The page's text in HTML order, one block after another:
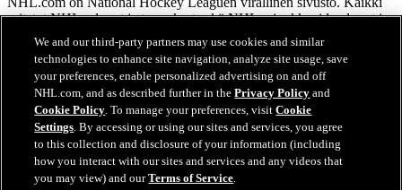
esitetyt NHL:n logot ja tunnukset sekä NHL:n joukkueiden logot ja
tunnukset ovat NHL:n ja sen joukkueiden omaisuutta, eikä niitä saa
toisintaa ilman NHL Enterprises, L.P.:n hyväksyntää. © NHL 2026.
Kaikki oikeudet pidätetään. Kaikki NHL-joukkueiden pelaajien
nimillä ja numeroilla varustetut pelipaidat ovat virallisesti NHL:n ja
NHLPA:n lisenssin alla. Zambonin merkki ja Zamboni-jääkoneen
rakenne ovat rekisteröityjä tavaramerkkejä, jotka omistaa Frank J.
Zamboni & Co., Inc. © Frank J. Zamboni & Co., Inc. 2026. Kaikki
oikeudet pidätetään. Kaikki muut kolmannen osapuolen
tavaramerkit ja tekijänoikeudet ovat niiden omistajien omaisuutta.
Kaikki oikeudet pidätetään.
We and our third-party partners may use cookies and similar
technologies to enhance site navigation, analyze site usage, save
your preferences, enable personalized advertising on and off
NHL.com, and as described further in thePrivacy Policy and
Cookie Policy. To manage your preferences, visitCookie
Settings. By accessing or using our sites and services, you agree
to this collection and disclosure of your information (including
how you interact with our sites and services and any videos that
you may view) and ourTerms of Service.